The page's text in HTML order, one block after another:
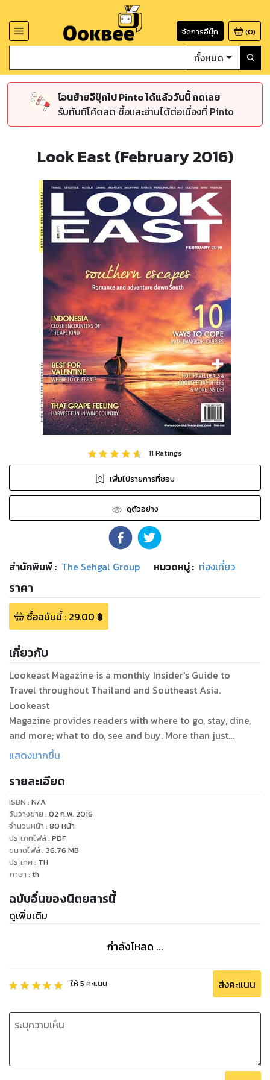
จัดการอีบุ๊ก (0)
ทั้งหมด
โอนย้ายอีบุ๊กไป Pinto ได้แล้ววันนี้ กดเลย
รับทันทีโค้ดลด ซื้อและอ่านได้ต่อเนื่องที่ Pinto
Look East (February 2016)
11Ratings
เพิ่มไปรายการที่ชอบ
ดูตัวอย่าง
สำนักพิมพ์: The Sehgal Group หมวดหมู่: ท่องเที่ยว
ราคา
ซื้อฉบับนี้: 29.00 ฿
เกี่ยวกับ
Lookeast Magazine is a monthly Insider's Guide to
Travel throughout Thailand and Southeast Asia.
Lookeast
Magazine provides readers with where to go, stay, dine,
and more; what to do, see and buy. More than just
a directory or listing, Lookeast Magazine is a personal
personally show you around town.
Published monthly since 1971, LOOKEAST is Thailand’s
longest running lifestyle magazine in English. It is a
comprehensive publication providing accurate,
interesting,
and insightful articles on travel, lifestyle, hotels, dining,
nightlife, shopping, events, personalities, art, culture, spas,
แสดงมากขึ้น
รายละเอียด
ISBN : N/A
วันวางขาย : 02 ก.พ. 2016
จำนวนหน้า : 80 หน้า
ประเภทไฟล์: PDF
ขนาดไฟล์: 36.76 MB
ประเทศ: TH
ภาษา : th
ฉบับอื่นของนิตยสารนี้
ดูเพิ่มเติม
กำลังโหลด ...
ให้5 คะแนน ส่งคะแนน